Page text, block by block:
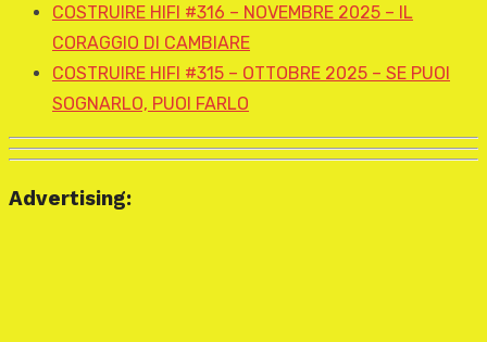
COSTRUIRE HIFI #316 – NOVEMBRE 2025 – IL
CORAGGIO DI CAMBIARE
COSTRUIRE HIFI #315 – OTTOBRE 2025 – SE PUOI
SOGNARLO, PUOI FARLO
Advertising: